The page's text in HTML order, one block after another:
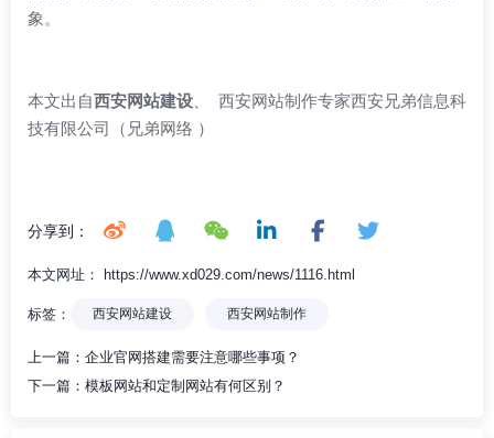
象。
本文出自西安网站建设 、 西安网站制作专家西安兄弟信息科
技有限公司
（兄弟网络 ）
分享到：
本文网址： https://www.xd029.com/news/1116.html
标签： 西安网站建设 西安网站制作
上一篇： 企业官网搭建需要注意哪些事项？
下一篇： 模板网站和定制网站有何区别？